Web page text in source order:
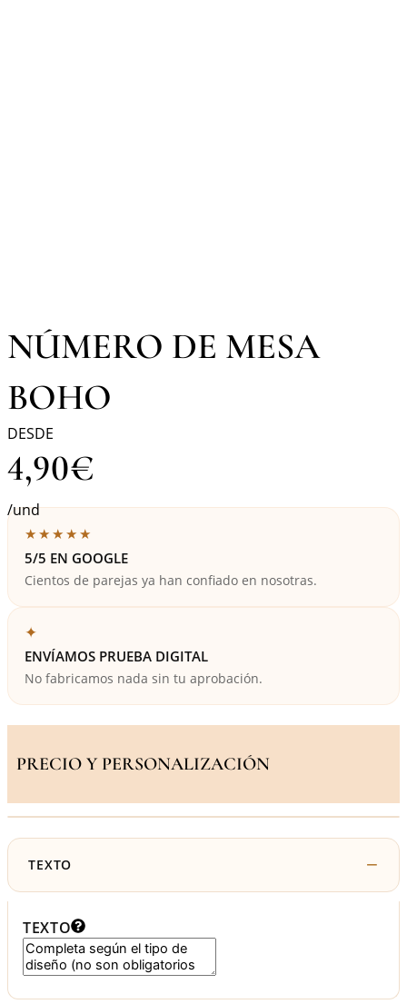
NÚMERO DE MESA
BOHO
DESDE
4,90€
/und
★★★★★
5/5 EN GOOGLE
Cientos de parejas ya han confiado en nosotras.
✦
ENVÍAMOS PRUEBA DIGITAL
No fabricamos nada sin tu aprobación.
PRECIO Y PERSONALIZACIÓN
TEXTO
TEXTO